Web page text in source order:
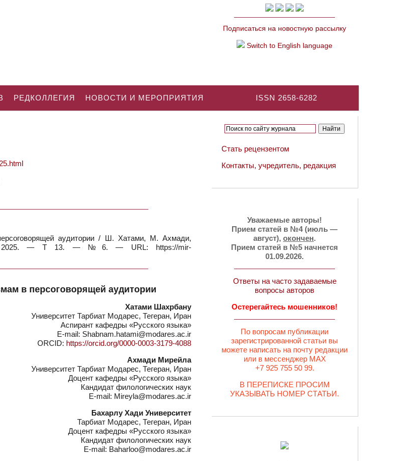
Подписаться на новостную рассылку
Switch to English language
ISSN 2658-6282
РЕДКОЛЛЕГИЯ НОВОСТИ И МЕРОПРИЯТИЯ
аудитории / Ш. Хатами, М. Ахмади,
— 2025. — Т 13. — №6. — URL: https://mir-
в персоговорящей аудитории
Хатами Шахрбану
Университет Тарбиат Модарес, Тегеран, Иран
Аспирант кафедры «Русского языка»
E-mail: Shabnam.hatami@modares.ac.ir
ORCID: https://orcid.org/0000-0003-3179-4088
Ахмади Мирейла
Университет Тарбиат Модарес, Тегеран, Иран
Доцент кафедры «Русского языка»
Кандидат филологических наук
E-mail: Mireyla@modares.ac.ir
Бахарлу Хади Университет
Тарбиат Модарес, Тегеран, Иран
Доцент кафедры «Русского языка»
Кандидат филологических наук
E-mail: Baharloo@modares.ac.ir
Стать рецензентом
Контакты, учредитель, редакция
Уважаемые авторы!
Прием статей в №4 (июль —
август), окончен.
Прием статей в №5 начнется
01.09.2026.
Ответы на часто задаваемые
вопросы авторов
Остерегайтесь мошенников!
По вопросам публикации
зарегистрированной статьи вы
можете написать на почту редакции
или в мессенджер MAX
+7 925 755 50 99.
В ПЕРЕПИСКЕ ПРОСИМ
УКАЗЫВАТЬ НОМЕР СТАТЬИ.